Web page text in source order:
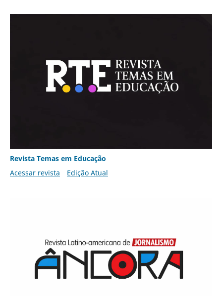
Revista Temas em Educação
Acessar revista
Edição Atual